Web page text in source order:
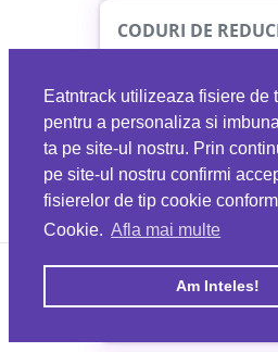
Eatntrack utilizeaza fisiere de
pentru a personaliza si
ta pe site-ul nostru. Prin
pe site-ul nostru confirmi
fisierelor de tip cookie
Cookie. Afla mai multe
Am Inteles!
CODURI DE
Ai40%reducere la
folosind codul